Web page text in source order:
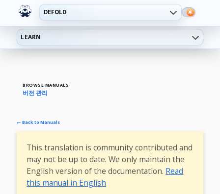
DEFOLD
LEARN
BROWSE MANUALS
버전 관리
← Back to Manuals
This translation is community contributed and
may not be up to date. We only maintain the
English version of the documentation. Read
this manual in English